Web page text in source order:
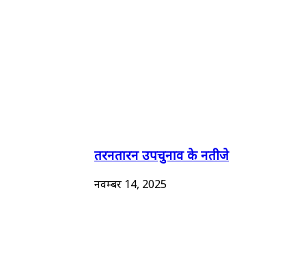
तरनतारन उपचुनाव के नतीजे
नवम्बर 14, 2025